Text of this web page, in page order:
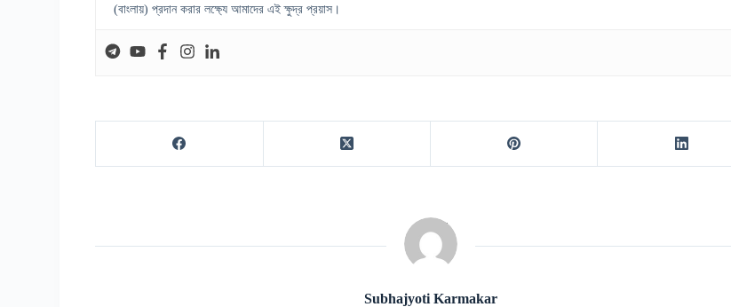
(বাংলায়) প্রদান করার লক্ষ্যে আমাদের এই ক্ষুদ্র প্রয়াস।
Subhajyoti Karmakar